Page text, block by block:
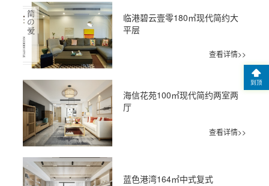
临港碧云壹零180㎡现代简约大
平层
查看详情>>
海信花苑100㎡现代简约两室两
厅
查看详情>>
蓝色港湾164㎡中式复式
到顶